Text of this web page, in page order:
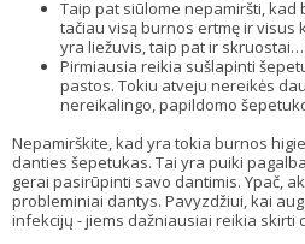
Taip pat siūlome nepamiršti,
tačiau visą burnos ertmę ir visus
yra liežuvis, taip pat ir skruostai…
Pirmiausia reikia sušlapinti
pastos. Tokiu atveju nereikės
nereikalingo, papildomo
Nepamirškite, kad yra tokia burnos
danties šepetukas. Tai yra puiki
gerai pasirūpinti savo dantimis. Ypač,
probleminiai dantys. Pavyzdžiui, kai
infekcijų - jiems dažniausiai reikia skirti